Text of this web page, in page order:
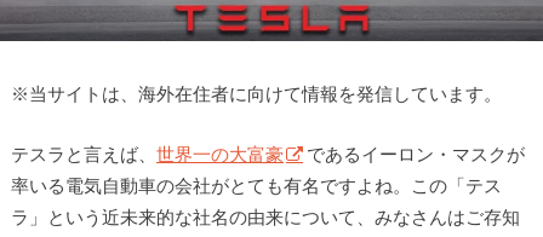
※ 当サイトは、海外在住者に向けて情報を発信しています。
テスラと言えば、 世界一の大富豪
であるイーロン・マスクが
率いる電気自動車の会社がとても有名ですよね。この「テス
ラ」という近未来的な社名の由来について、みなさんはご存知